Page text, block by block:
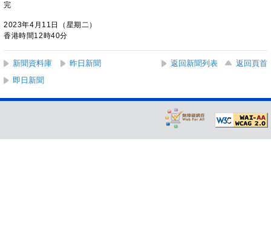
完
2023年4月11日（星期二）
香港時間12時40分
新聞資料庫 昨日新聞 返回新聞列表
返回頁首
即日新聞